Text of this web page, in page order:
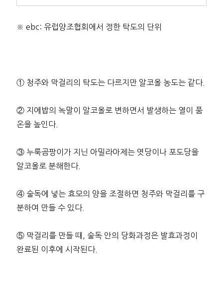
※ ebc: 유럽양조협회에서 정한 탁도의 단위
① 청주와 막걸리의 탁도는 다르지만 알코올 농도는 같다.
② 지에밥의 녹말이 알코올로 변하면서 발생하는 열이 품
온을 높인다.
③ 누룩곰팡이가 지닌 아밀라아제는 엿당이나 포도당을
알코올로 분해한다.
④ 술독에 넣는 효모의 양을 조절하면 청주와 막걸리를 구
분하여 만들 수 있다.
⑤ 막걸리를 만들 때, 술독 안의 당화과정은 발효과정이
완료된 이후에 시작된다.